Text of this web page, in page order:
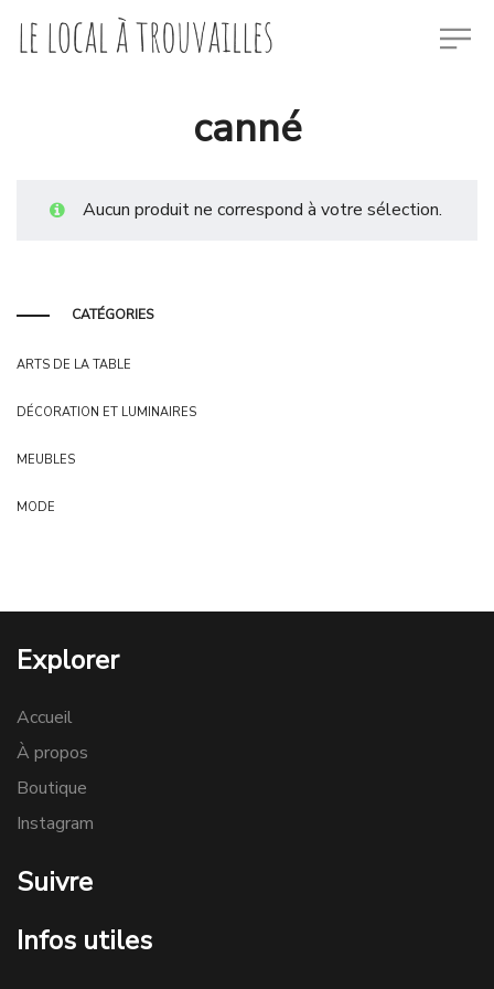
canné
Aucun produit ne correspond à votre sélection.
CATÉGORIES
ARTS DE LA TABLE
DÉCORATION ET LUMINAIRES
MEUBLES
MODE
Explorer
Accueil
À propos
Boutique
Instagram
Suivre
Infos utiles